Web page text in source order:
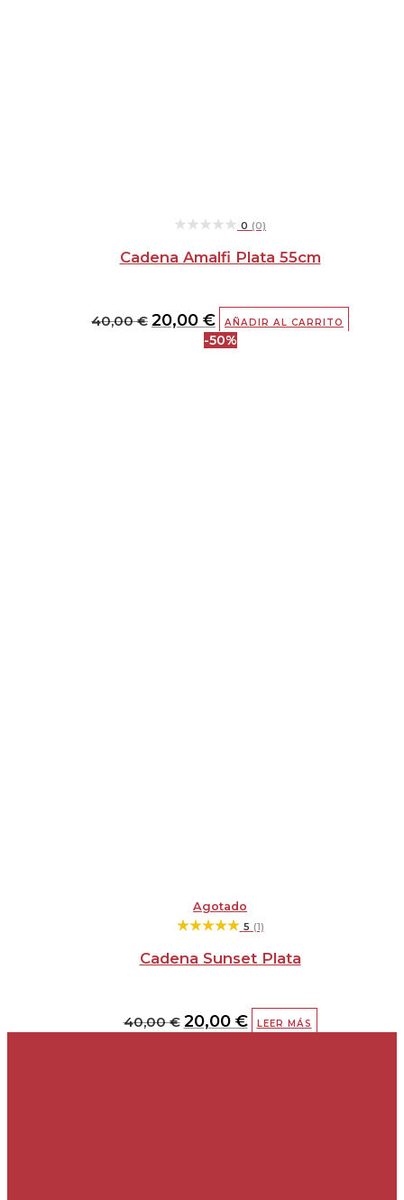
★★★★★
★★★★★ 0 (0)
Cadena Amalfi Plata 55cm
40,00€ 20,00 € AÑADIR AL CARRITO
-50%
Agotado
★★★★★
★★★★★ 5 (1)
Cadena Sunset Plata
40,00€ 20,00 € LEER MÁS